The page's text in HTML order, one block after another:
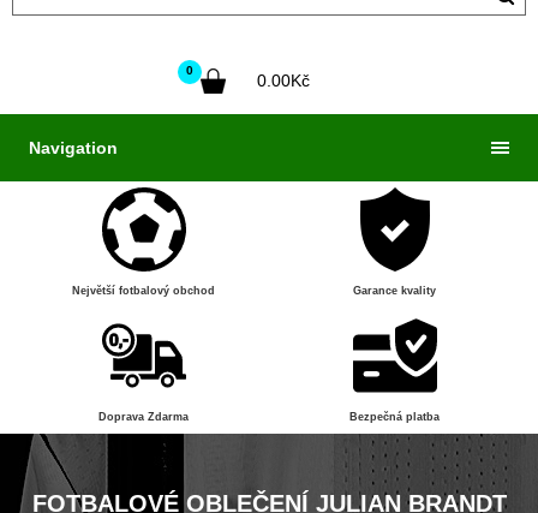
0
0.00Kč
Navigation
Největší fotbalový obchod Garance kvality
Doprava Zdarma Bezpečná platba
FOTBALOVÉ OBLEČENÍ JULIAN BRANDT